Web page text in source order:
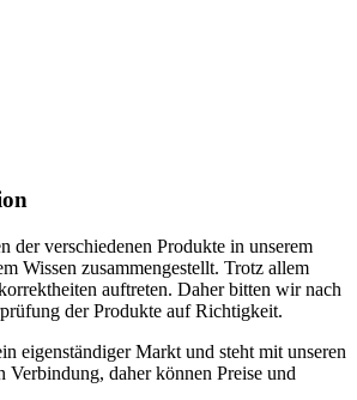
der verschiedenen Produkte in unserem
Wissen zusammengestellt. Trotz allem
auftreten. Daher bitten wir nach
der Produkte auf Richtigkeit.
eigenständiger Markt und steht mit unseren
Verbindung, daher können Preise und